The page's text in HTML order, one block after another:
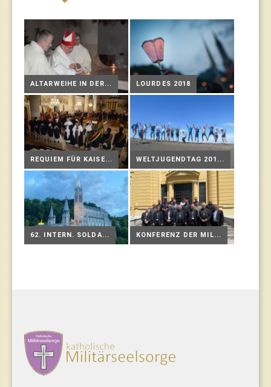
ALTARWEIHE IN DER... LOURDES 2018
REQUIEM FÜR KAISE... WELTJUGENDTAG 201...
62. INTERN. SOLDA... KONFERENZ DER MIL...